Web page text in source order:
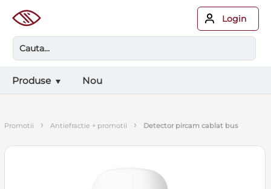
Login
Produse Nou
promotii › antiefractie + promotii › detector pircam cablat bus